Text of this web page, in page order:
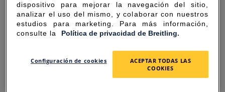
SORRY FOR THE
INCONVENIENCE
dispositivo para mejorar la navegación del sitio,
analizar el uso del mismo, y colaborar con nuestros
estudios para marketing. Para más información,
consulte la Política de privacidad de Breitling.
Configuración de cookies
ACEPTAR TODAS LAS
COOKIES